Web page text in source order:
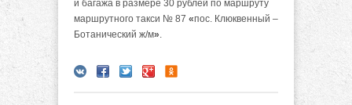
и багажа в размере 30 рублей по маршруту
маршрутного такси № 87 «пос. Клюквенный –
Ботанический ж/м».